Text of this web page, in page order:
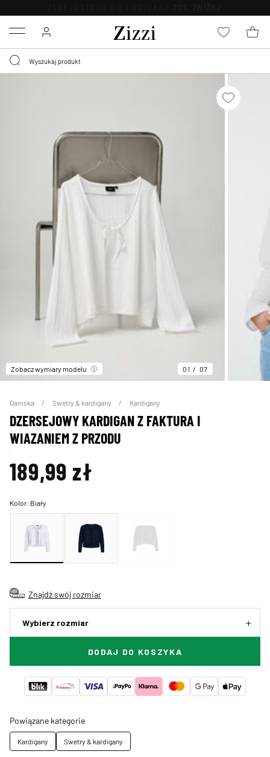
Menu
Zobacz wymiary modelu 01 07
Damska Swetry & kardigany Kardigany
DZERSEJOWY KARDIGAN Z FAKTURA I
WIAZANIEM Z PRZODU
189,99 zł
Kolor: Biały
Znajdź swój rozmiar
Wybierz rozmiar
DODAJ DO KOSZYKA
Powiązane kategorie
Kardigany Swetry & kardigany